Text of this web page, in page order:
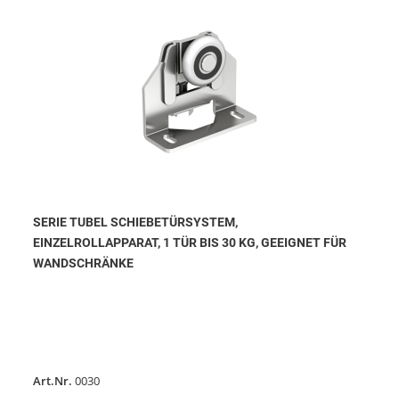
SERIE TUBEL SCHIEBETÜRSYSTEM,
EINZELROLLAPPARAT, 1 TÜR BIS 30 KG, GEEIGNET FÜR
WANDSCHRÄNKE
Art.Nr. 0030